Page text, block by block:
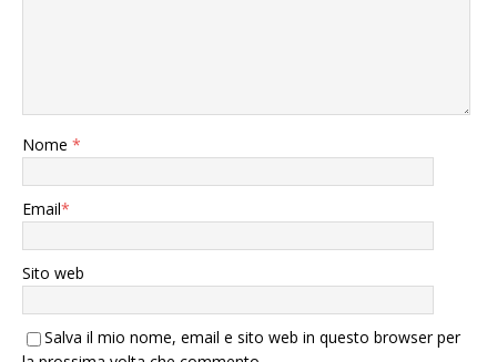
Nome *
Email*
Sito web
Salva il mio nome, email e sito web in questo browser per